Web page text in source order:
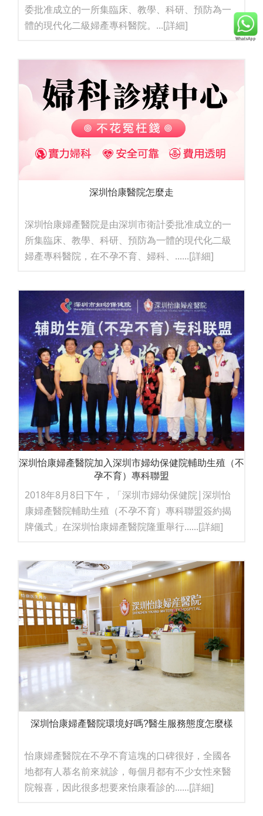
委批准成立的一所集臨床、教學、科研、預防為一
體的現代化二級婦產專科醫院。...[詳細]
深圳怡康醫院怎麼走
深圳怡康婦產醫院是由深圳市衛計委批准成立的一
所集臨床、教學、科研、預防為一體的現代化二級
婦產專科醫院，在不孕不育、婦科、......[詳細]
深圳怡康婦產醫院加入深圳市婦幼保健院輔助生殖（不
孕不育）專科聯盟
2018年8月8日下午，「深圳市婦幼保健院|深圳怡
康婦產醫院輔助生殖（不孕不育）專科聯盟簽約揭
牌儀式」在深圳怡康婦產醫院隆重舉行......[詳細]
深圳怡康婦產醫院環境好嗎?醫生服務態度怎麼樣
怡康婦產醫院在不孕不育這塊的口碑很好，全國各
地都有人慕名前來就診，每個月都有不少女性來醫
院報喜，因此很多想要來怡康看診的......[詳細]